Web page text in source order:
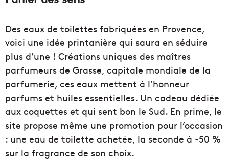
Des eaux de toilettes fabriquées en Provence,
voici une idée printanière qui saura en séduire
plus d’une ! Créations uniques des maîtres
parfumeurs de Grasse, capitale mondiale de la
parfumerie, ces eaux mettent à l’honneur
parfums et huiles essentielles. Un cadeau dédiée
aux coquettes et qui sent bon le Sud. En prime, le
site propose même une promotion pour l’occasion
: une eau de toilette achetée, la seconde à -50 %
sur la fragrance de son choix.